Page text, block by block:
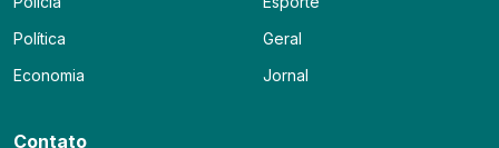
Política
Economia
Geral
Jornal
Contato